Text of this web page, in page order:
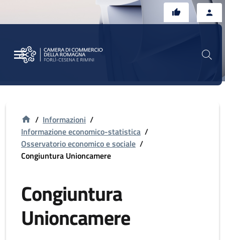
/ Informazioni /
Informazione economico-statistica /
Osservatorio economico e sociale /
Congiuntura Unioncamere
Congiuntura
Unioncamere